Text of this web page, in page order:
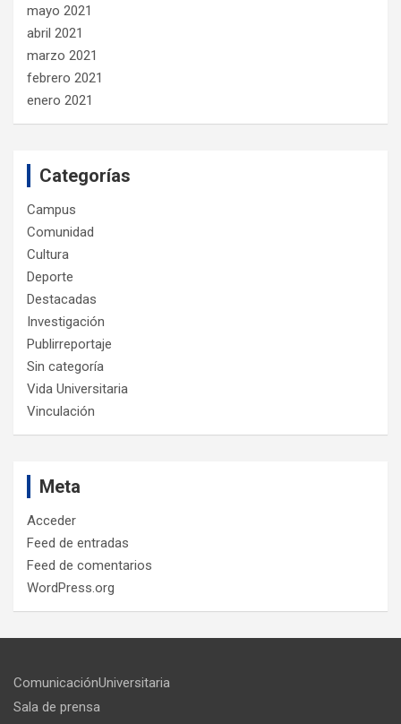
mayo 2021
abril 2021
marzo 2021
febrero 2021
enero 2021
Categorías
Campus
Comunidad
Cultura
Deporte
Destacadas
Investigación
Publirreportaje
Sin categoría
Vida Universitaria
Vinculación
Meta
Acceder
Feed de entradas
Feed de comentarios
WordPress.org
ComunicaciónUniversitaria
Sala de prensa